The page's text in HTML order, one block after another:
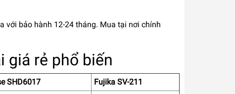
với bảo hành 12-24 tháng. Mua tại nơi chính
giá rẻ phổ biến
SHD6017
Fujika SV-211